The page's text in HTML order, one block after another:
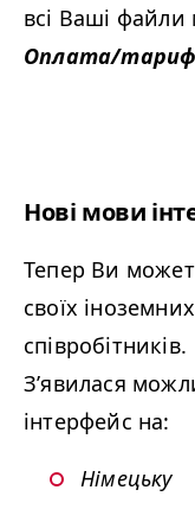
всі Ваші
Оплата/
Нові мови
Тепер Ви
своїх
співробітників.
З’явилася
інтерфейс на:
Німецьку